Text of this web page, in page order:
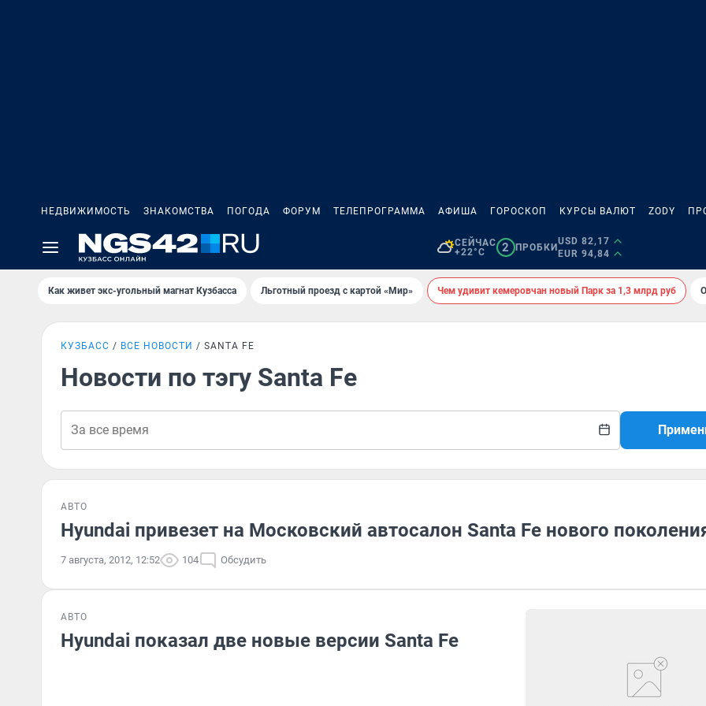
НЕДВИЖИМОСТЬ ЗНАКОМСТВА ПОГОДА ФОРУМ ТЕЛЕПРОГРАММА АФИША ГОРОСКОП КУРСЫ ВАЛЮТ ZODY
СЕЙЧАС
+22°C
2 ПРОБКИ
USD 82,17
EUR 94,84
Как живет экс-угольный магнат Кузбасса Льготный проезд с картой «Мир» Чем удивит кемеровчан новый Парк за 1,3 млрд руб
КУЗБАСС ВСЕ НОВОСТИ SANTA FE
Новости по тэгу Santa Fe
АВТО
Hyundai привезет на Московский автосалон Santa Fe нового
7 августа, 2012, 12:52 104 Обсудить
АВТО
Hyundai показал две новые версии Santa Fe